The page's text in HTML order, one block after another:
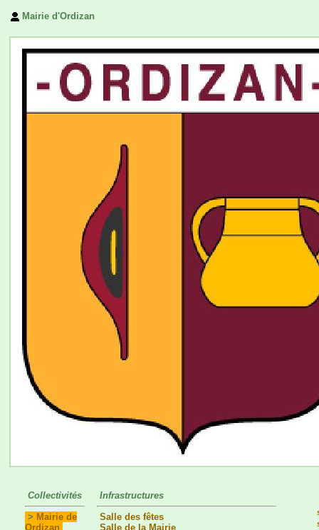
Mairie d'Ordizan
Collectivités
> Mairie de
Ordizan
Infrastructures
Salle des fêtes
Salle de la Mairie